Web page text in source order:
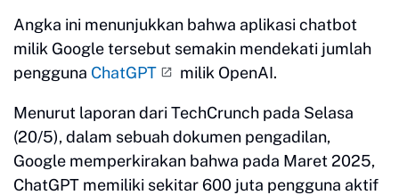
Angka ini menunjukkan bahwa aplikasi chatbot
milik Google tersebut semakin mendekati jumlah
pengguna ChatGPT milik OpenAI.
Menurut laporan dari TechCrunch pada Selasa
(20/5), dalam sebuah dokumen pengadilan,
Google memperkirakan bahwa pada Maret 2025,
ChatGPT memiliki sekitar 600 juta pengguna aktif